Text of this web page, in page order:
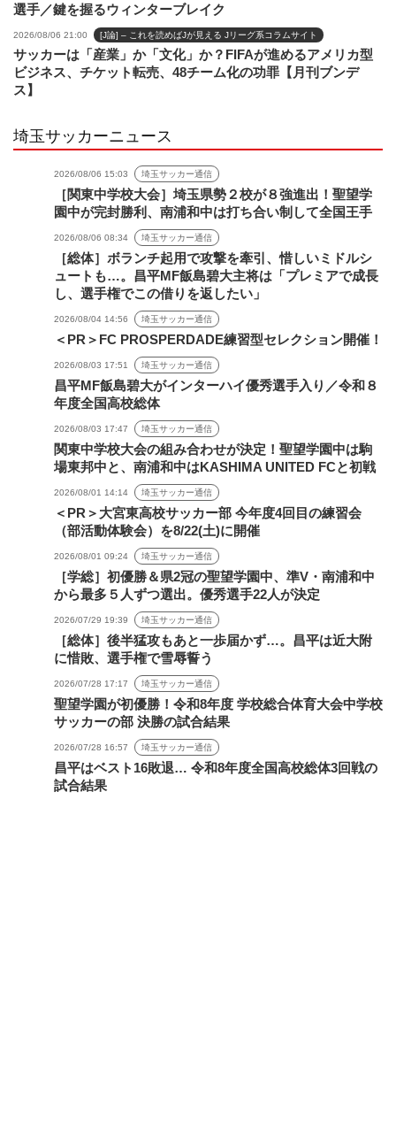
選手／鍵を握るウィンターブレイク
2026/08/06 21:00 [J論] – これを読めばJが見える Jリーグ系コラムサイト
サッカーは「産業」か「文化」か？FIFAが進めるアメリカ型
ビジネス、チケット転売、48チーム化の功罪【月刊ブンデ
ス】
埼玉サッカーニュース
2026/08/06 15:03 埼玉サッカー通信
［関東中学校大会］埼玉県勢２校が８強進出！聖望学
園中が完封勝利、南浦和中は打ち合い制して全国王手
2026/08/06 08:34 埼玉サッカー通信
［総体］ボランチ起用で攻撃を牽引、惜しいミドルシ
ュートも…。昌平MF飯島碧大主将は「プレミアで成長
し、選手権でこの借りを返したい」
2026/08/04 14:56 埼玉サッカー通信
＜PR＞FC PROSPERDADE練習型セレクション開催！
2026/08/03 17:51 埼玉サッカー通信
昌平MF飯島碧大がインターハイ優秀選手入り／令和８
年度全国高校総体
2026/08/03 17:47 埼玉サッカー通信
関東中学校大会の組み合わせが決定！聖望学園中は駒
場東邦中と、南浦和中はKASHIMA UNITED FCと初戦
2026/08/01 14:14 埼玉サッカー通信
＜PR＞大宮東高校サッカー部 今年度4回目の練習会
（部活動体験会）を8/22(土)に開催
2026/08/01 09:24 埼玉サッカー通信
［学総］初優勝＆県2冠の聖望学園中、準V・南浦和中
から最多５人ずつ選出。優秀選手22人が決定
2026/07/29 19:39 埼玉サッカー通信
［総体］後半猛攻もあと一歩届かず…。昌平は近大附
に惜敗、選手権で雪辱誓う
2026/07/28 17:17 埼玉サッカー通信
聖望学園が初優勝！令和8年度 学校総合体育大会中学校
サッカーの部 決勝の試合結果
2026/07/28 16:57 埼玉サッカー通信
昌平はベスト16敗退… 令和8年度全国高校総体3回戦の
試合結果